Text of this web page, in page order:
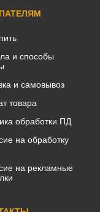
и способы
и самовывоз
товара
обработки ПД
на обработку
на рекламные